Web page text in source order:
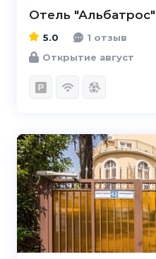
Отель "Альбатрос"
5.0
1 отзыв
Открытие август